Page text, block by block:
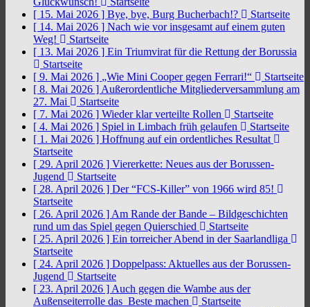
[ 15. Mai 2026 ] Bye, bye, Burg Bucherbach!?
Startseite
[ 14. Mai 2026 ] Nach wie vor insgesamt auf einem guten
Weg!
Startseite
[ 13. Mai 2026 ] Ein Triumvirat für die Rettung der Borussia
Startseite
[ 9. Mai 2026 ] „Wie Mini Cooper gegen Ferrari!“
Startseite
[ 8. Mai 2026 ] Außerordentliche Mitgliederversammlung am
27. Mai
Startseite
[ 7. Mai 2026 ] Wieder klar verteilte Rollen
Startseite
[ 4. Mai 2026 ] Spiel in Limbach früh gelaufen
Startseite
[ 1. Mai 2026 ] Hoffnung auf ein ordentliches Resultat
Startseite
[ 29. April 2026 ] Viererkette: Neues aus der Borussen-
Jugend
Startseite
[ 28. April 2026 ] Der “FCS-Killer” von 1966 wird 85!
Startseite
[ 26. April 2026 ] Am Rande der Bande – Bildgeschichten
rund um das Spiel gegen Quierschied
Startseite
[ 25. April 2026 ] Ein torreicher Abend in der Saarlandliga
Startseite
[ 24. April 2026 ] Doppelpass: Aktuelles aus der Borussen-
Jugend
Startseite
[ 23. April 2026 ] Auch gegen die Wambe aus der
Außenseiterrolle das Beste machen
Startseite